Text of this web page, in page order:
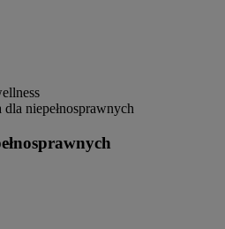
niepełnosprawnych